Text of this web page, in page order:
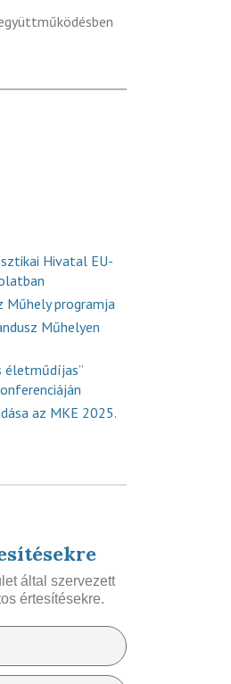
Hivatal EU-
Műhely programja
Műhelyen
életműdíjas”
az MKE 2025.
által szervezett
értesítésekre.